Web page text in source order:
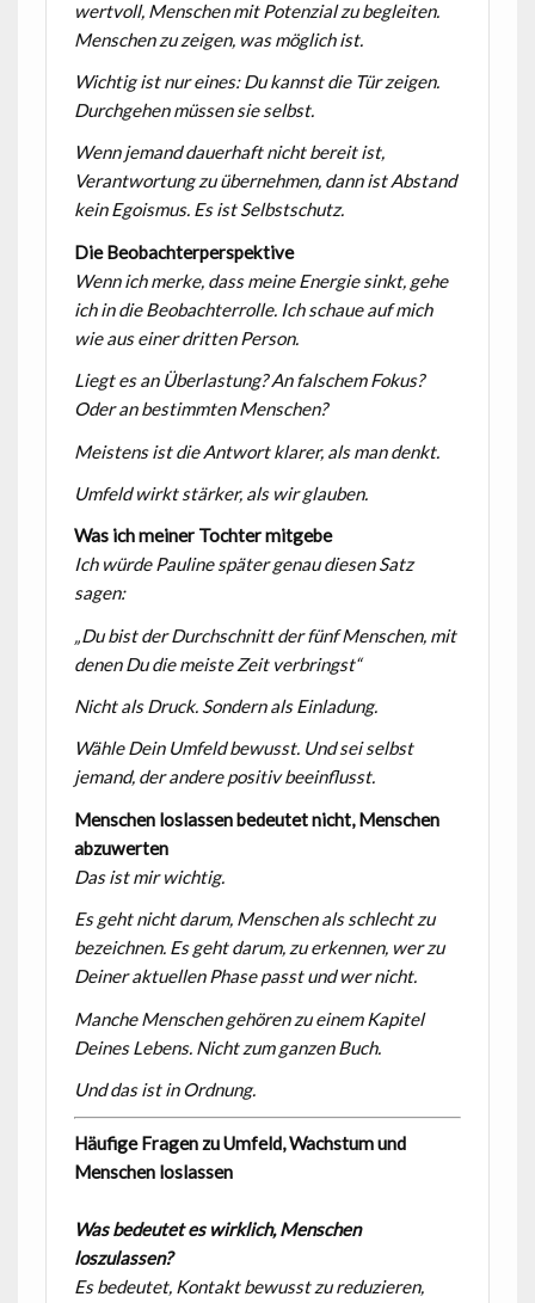
wertvoll, Menschen mit Potenzial zu begleiten.
Menschen zu zeigen, was möglich ist.
Wichtig ist nur eines: Du kannst die Tür zeigen.
Durchgehen müssen sie selbst.
Wenn jemand dauerhaft nicht bereit ist,
Verantwortung zu übernehmen, dann ist Abstand
kein Egoismus. Es ist Selbstschutz.
Die Beobachterperspektive
Wenn ich merke, dass meine Energie sinkt, gehe
ich in die Beobachterrolle. Ich schaue auf mich
wie aus einer dritten Person.
Liegt es an Überlastung? An falschem Fokus?
Oder an bestimmten Menschen?
Meistens ist die Antwort klarer, als man denkt.
Umfeld wirkt stärker, als wir glauben.
Was ich meiner Tochter mitgebe
Ich würde Pauline später genau diesen Satz
sagen:
„Du bist der Durchschnitt der fünf Menschen, mit
denen Du die meiste Zeit verbringst“
Nicht als Druck. Sondern als Einladung.
Wähle Dein Umfeld bewusst. Und sei selbst
jemand, der andere positiv beeinflusst.
Menschen loslassen bedeutet nicht, Menschen
abzuwerten
Das ist mir wichtig.
Es geht nicht darum, Menschen als schlecht zu
bezeichnen. Es geht darum, zu erkennen, wer zu
Deiner aktuellen Phase passt und wer nicht.
Manche Menschen gehören zu einem Kapitel
Deines Lebens. Nicht zum ganzen Buch.
Und das ist in Ordnung.
Häufige Fragen zu Umfeld, Wachstum und
Menschen loslassen
Was bedeutet es wirklich, Menschen
loszulassen?
Es bedeutet, Kontakt bewusst zu reduzieren,